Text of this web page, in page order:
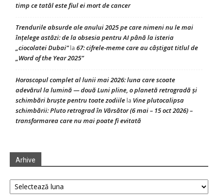
timp ce tatăl este fiul ei mort de cancer
Trendurile absurde ale anului 2025 pe care nimeni nu le mai
înțelege astăzi: de la obsesia pentru AI până la isteria
„ciocolatei Dubai”la 67: cifrele-meme care au câștigat titlul de
„Word of the Year 2025”
Horoscopul complet al lunii mai 2026: luna care scoate
adevărul la lumină — două Luni pline, o planetă retrogradă și
schimbări bruște pentru toate zodiile la Vine plutocalipsa
schimbării: Pluto retrograd în Vărsător (6 mai – 15 oct 2026) –
transformarea care nu mai poate fi evitată
Arhive
Arhive